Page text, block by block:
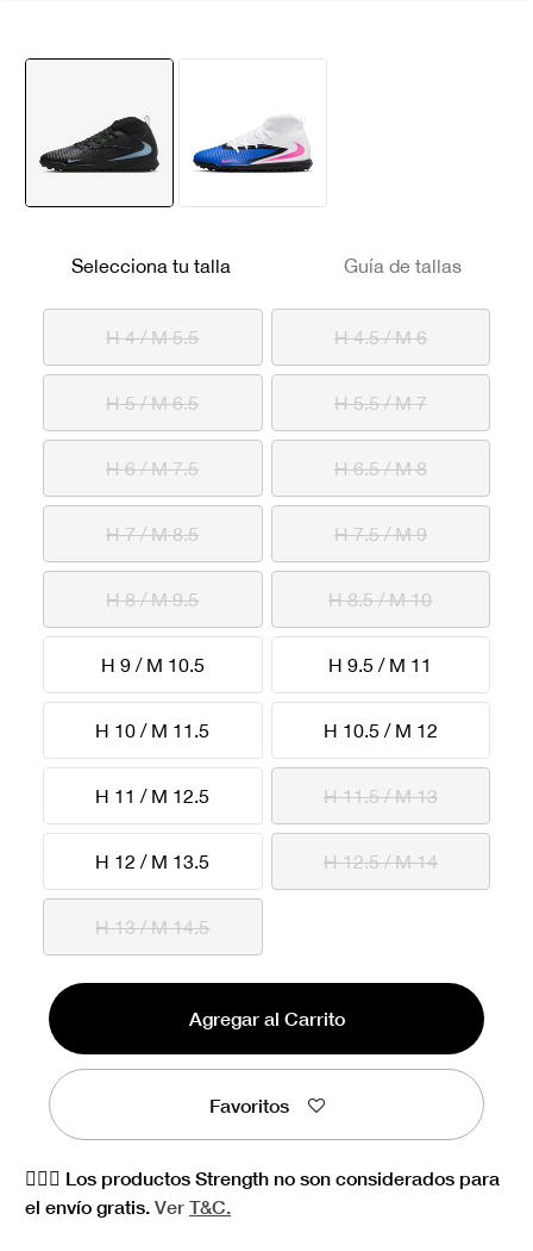
Selecciona tu talla Guía de tallas
H 4 / M 5.5 H 4.5 / M 6
H 5 / M 6.5 H 5.5 / M 7
H 6 / M 7.5 H 6.5 / M 8
H 7 / M 8.5 H 7.5 / M 9
H 8 / M 9.5 H 8.5 / M 10
H 9 / M 10.5 H 9.5 / M 11
H 10 / M 11.5 H 10.5 / M 12
H 11 / M 12.5 H 11.5 / M 13
H 12 / M 13.5 H 12.5 / M 14
H 13 / M 14.5
Agregar al Carrito
Favoritos
🏋🏻‍♀️ Los productos Strength no son considerados para
el envío gratis. Ver T&C.